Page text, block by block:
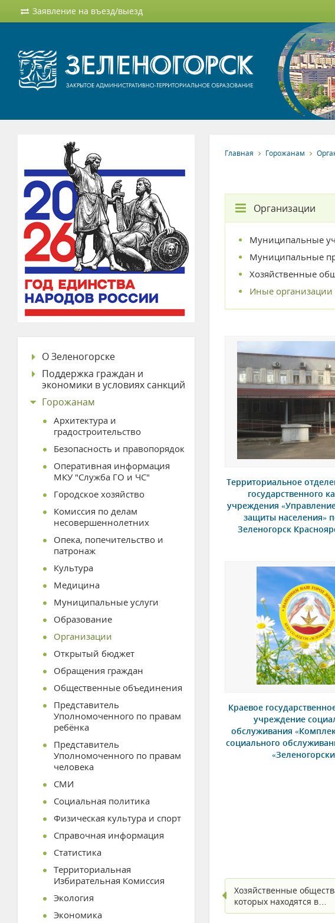
Заявление на въезд/выезд
Главная Горожанам
Организации
Муниципальные
Муниципальные
Хозяйственные
Иные организации
Территориальное
государственного
учреждения
защиты населения»
Зеленогорск
Краевое
учреждение
обслуживания
социального
Хозяйственные
которых находятся в…
О Зеленогорске
Поддержка граждан и
экономики в условиях санкций
Горожанам
Архитектура и
градостроительство
Безопасность и правопорядок
Оперативная информация
МКУ "Служба ГО и ЧС"
Городское хозяйство
Комиссия по делам
несовершеннолетних
Опека, попечительство и
патронаж
Культура
Медицина
Муниципальные услуги
Образование
Организации
Открытый бюджет
Обращения граждан
Общественные объединения
Представитель
Уполномоченного по правам
ребёнка
Представитель
Уполномоченного по правам
человека
СМИ
Социальная политика
Физическая культура и спорт
Справочная информация
Статистика
Территориальная
Избирательная Комиссия
Экология
Экономика